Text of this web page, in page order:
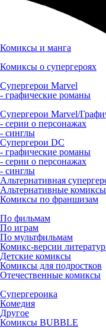
Комиксы и манга
Комиксы о супергероях
Супергерои Marvel
- графические романы
Супергерои Marvel/
- серии о персонажах
- синглы
Супергерои DC
- графические романы
- серии о персонажах
- синглы
Альтернативная
Альтернативные комиксы
Комиксы по франшизам
По фильмам
По играм
По мультфильмам
Комикс-версии
Детские комиксы
Комиксы для подростков
Отечественные комиксы
Супергероика
Комедия
Другое
Комиксы BUBBLE